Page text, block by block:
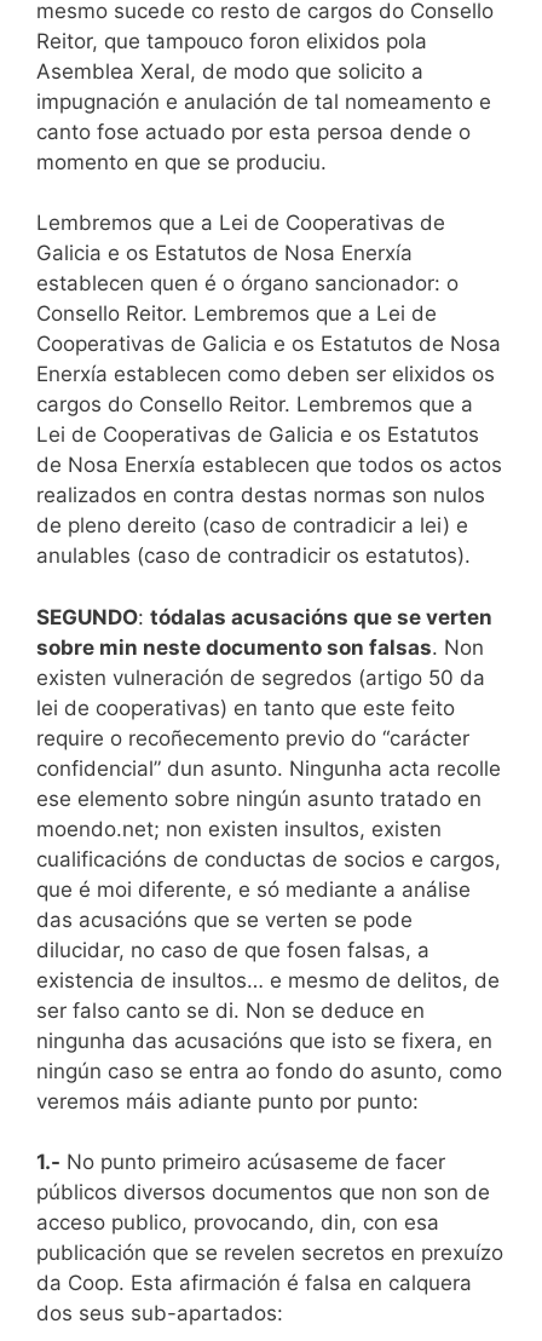
mesmo sucede co resto de cargos do Consello
Reitor, que tampouco foron elixidos pola
Asemblea Xeral, de modo que solicito a
impugnación e anulación de tal nomeamento e
canto fose actuado por esta persoa dende o
momento en que se produciu.
Lembremos que a Lei de Cooperativas de
Galicia e os Estatutos de Nosa Enerxía
establecen quen é o órgano sancionador: o
Consello Reitor. Lembremos que a Lei de
Cooperativas de Galicia e os Estatutos de Nosa
Enerxía establecen como deben ser elixidos os
cargos do Consello Reitor. Lembremos que a
Lei de Cooperativas de Galicia e os Estatutos
de Nosa Enerxía establecen que todos os actos
realizados en contra destas normas son nulos
de pleno dereito (caso de contradicir a lei) e
anulables (caso de contradicir os estatutos).
SEGUNDO: tódalas acusacións que se verten
sobre min neste documento son falsas. Non
existen vulneración de segredos (artigo 50 da
lei de cooperativas) en tanto que este feito
require o recoñecemento previo do “carácter
confidencial” dun asunto. Ningunha acta recolle
ese elemento sobre ningún asunto tratado en
moendo.net; non existen insultos, existen
cualificacións de conductas de socios e cargos,
que é moi diferente, e só mediante a análise
das acusacións que se verten se pode
dilucidar, no caso de que fosen falsas, a
existencia de insultos… e mesmo de delitos, de
ser falso canto se di. Non se deduce en
ningunha das acusacións que isto se fixera, en
ningún caso se entra ao fondo do asunto, como
veremos máis adiante punto por punto:
1.- No punto primeiro acúsaseme de facer
públicos diversos documentos que non son de
acceso publico, provocando, din, con esa
publicación que se revelen secretos en prexuízo
da Coop. Esta afirmación é falsa en calquera
dos seus sub-apartados: